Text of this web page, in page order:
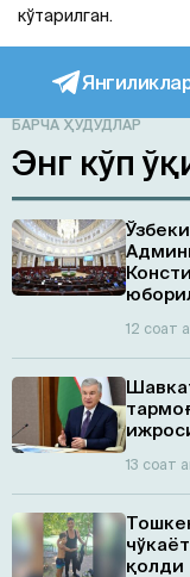
кўтарилган.
БАРЧА ҲУДУДЛАР
Энг кўп
12 соат
13 соат
қолди